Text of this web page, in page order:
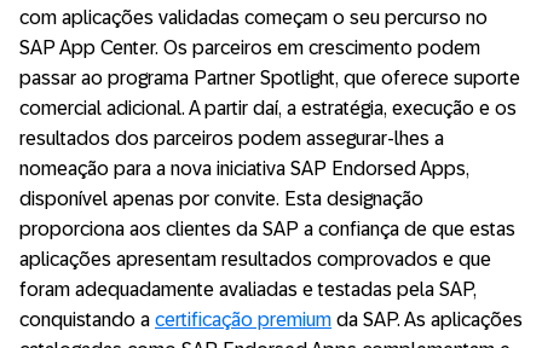
com aplicações validadas começam o seu percurso no
SAP App Center. Os parceiros em crescimento podem
passar ao programa Partner Spotlight, que oferece suporte
comercial adicional. A partir daí, a estratégia, execução e os
resultados dos parceiros podem assegurar-lhes a
nomeação para a nova iniciativa SAP Endorsed Apps,
disponível apenas por convite. Esta designação
proporciona aos clientes da SAP a confiança de que estas
aplicações apresentam resultados comprovados e que
foram adequadamente avaliadas e testadas pela SAP,
conquistando a certificação premium da SAP. As aplicações